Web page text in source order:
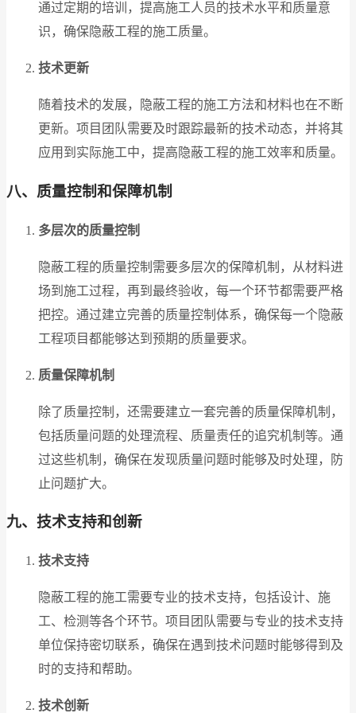
通过定期的培训，提高施工人员的技术水平和质量意
识，确保隐蔽工程的施工质量。
技术更新
随着技术的发展，隐蔽工程的施工方法和材料也在不断
更新。项目团队需要及时跟踪最新的技术动态，并将其
应用到实际施工中，提高隐蔽工程的施工效率和质量。
八、质量控制和保障机制
多层次的质量控制
隐蔽工程的质量控制需要多层次的保障机制，从材料进
场到施工过程，再到最终验收，每一个环节都需要严格
把控。通过建立完善的质量控制体系，确保每一个隐蔽
工程项目都能够达到预期的质量要求。
质量保障机制
除了质量控制，还需要建立一套完善的质量保障机制，
包括质量问题的处理流程、质量责任的追究机制等。通
过这些机制，确保在发现质量问题时能够及时处理，防
止问题扩大。
九、技术支持和创新
技术支持
隐蔽工程的施工需要专业的技术支持，包括设计、施
工、检测等各个环节。项目团队需要与专业的技术支持
单位保持密切联系，确保在遇到技术问题时能够得到及
时的支持和帮助。
技术创新